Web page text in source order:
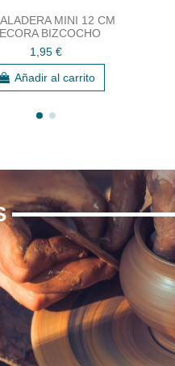
MINI 12 CM
BIZCOCHO
1,95 €
Añadir al carrito